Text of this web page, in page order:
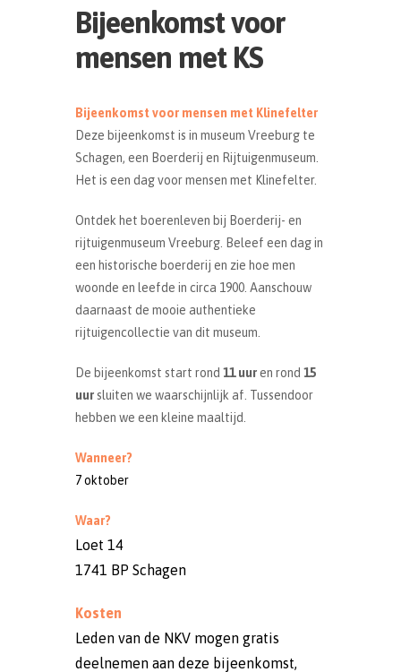
Bijeenkomst voor
mensen met KS
Bijeenkomst voor mensen met Klinefelter
Deze bijeenkomst is in museum Vreeburg te
Schagen, een Boerderij en Rijtuigenmuseum.
Het is een dag voor mensen met Klinefelter.
Ontdek het boerenleven bij Boerderij- en
rijtuigenmuseum Vreeburg. Beleef een dag in
een historische boerderij en zie hoe men
woonde en leefde in circa 1900. Aanschouw
daarnaast de mooie authentieke
rijtuigencollectie van dit museum.
De bijeenkomst start rond 11 uuren rond 15
uursluiten we waarschijnlijk af. Tussendoor
hebben we een kleine maaltijd.
Wanneer?
7 oktober
Waar?
Loet 14
1741 BP Schagen
Kosten
Leden van de NKV mogen gratis
deelnemen aan deze bijeenkomst,